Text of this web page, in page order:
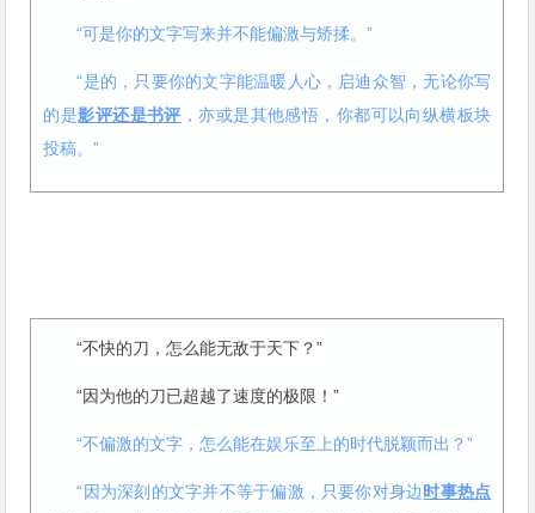
“可是你的文字写来并不能偏激与矫揉。”
“是的，只要你的文字能温暖人心，启迪众智，无论你写
的是影评还是书评 ，亦或是其他感悟，你都可以向纵横板块
投稿。”
“不快的刀，怎么能无敌于天下？”
“因为他的刀已超越了速度的极限！”
“不偏激的文字，怎么能在娱乐至上的时代脱颖而出？”
“因为深刻的文字并不等于偏激，只要你对身边时事热点